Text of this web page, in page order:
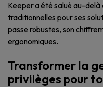
Keeper a été salué au-
traditionnelles pour ses
passe robustes, son
ergonomiques.
Transformer la
privilèges pour